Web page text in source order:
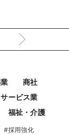
商社
サービス業
福祉・介護
#採用強化